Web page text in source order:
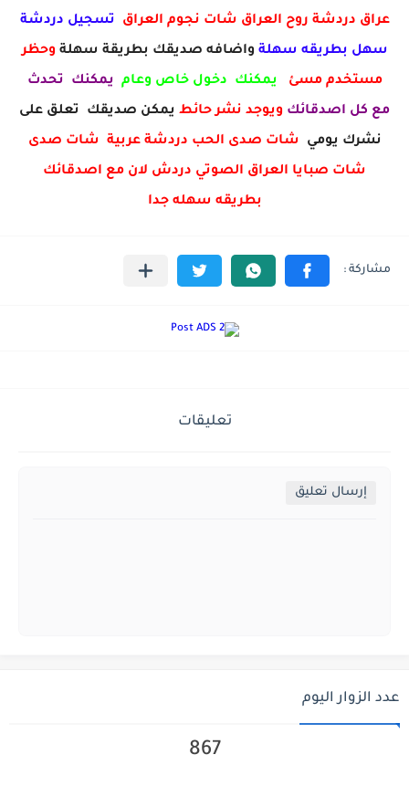
عراق دردشة روح العراق شات نجوم العراق تسجيل دردشة
سهل بطريقه سهلة واضافه صديقك بطريقة سهلة وحظر
مستخدم مسئ يمكنك دخول خاص وعام يمكنك تحدث
مع كل اصدقائك ويوجد نشر حائط يمكن صديقك تعلق على
نشرك يومي شات صدى الحب دردشة عربية شات صدى
شات صبايا العراق الصوتي دردش لان مع اصدقائك
بطريقه سهله جدا
تعليقات
إرسال تعليق
عدد الزوار اليوم
867